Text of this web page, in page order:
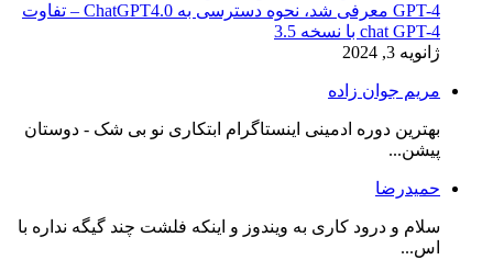
GPT-4 معرفی شد، نحوه دسترسی به ChatGPT4.0 – تفاوت
chat GPT-4 با نسخه 3.5
ژانویه 3, 2024
مریم جوان زاده
بهترین دوره ادمینی اینستاگرام ابتکاری نو بی شک - دوستان
پیشن...
حمیدرضا
سلام و درود کاری به ویندوز و اینکه فلشت چند گیگه نداره با
اس...